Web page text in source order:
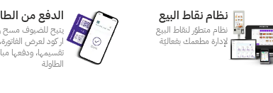
نظام نقاط البيع
نظام متطوّر لنقاط البيع
لإدارة مطعمك بفعاليّة
الدفع من
يتيح للضيوف مسح
ار كود لعرض الفاتورة،
تقسيمها، ودفعها
الطاولة